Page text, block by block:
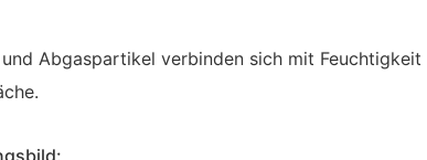
und Abgaspartikel verbinden sich mit